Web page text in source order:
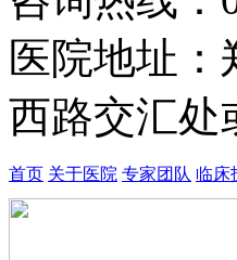
医院地址
西路交汇处
首页 关于医院 专家团队 临床